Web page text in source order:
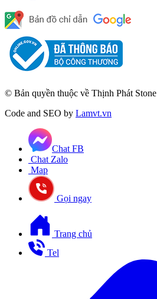
© Bản quyền thuộc về Thịnh Phát Stone
Code and SEO by Lamvt.vn
Chat FB
Chat Zalo
Map
Gọi ngay
Trang chủ
Tel